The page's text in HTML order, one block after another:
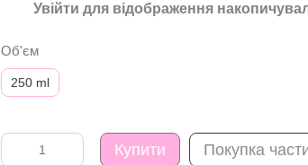
Увійти для відображення
Об'єм
250 ml
Купити Покупка